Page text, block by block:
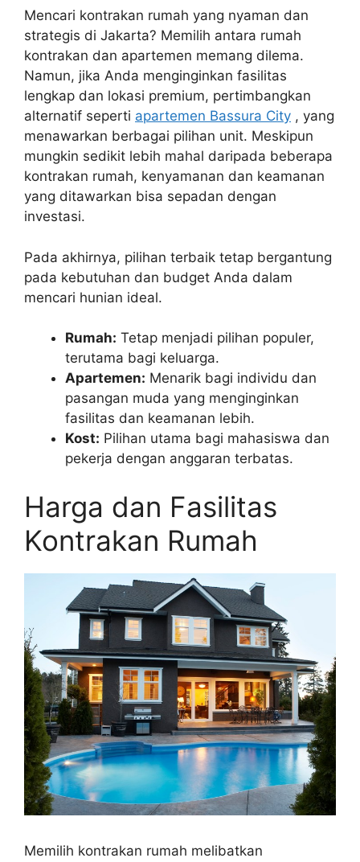
Mencari kontrakan rumah yang nyaman dan
strategis di Jakarta? Memilih antara rumah
kontrakan dan apartemen memang dilema.
Namun, jika Anda menginginkan fasilitas
lengkap dan lokasi premium, pertimbangkan
alternatif seperti apartemen Bassura City , yang
menawarkan berbagai pilihan unit. Meskipun
mungkin sedikit lebih mahal daripada beberapa
kontrakan rumah, kenyamanan dan keamanan
yang ditawarkan bisa sepadan dengan
investasi.
Pada akhirnya, pilihan terbaik tetap bergantung
pada kebutuhan dan budget Anda dalam
mencari hunian ideal.
Rumah: Tetap menjadi pilihan populer,
terutama bagi keluarga.
Apartemen: Menarik bagi individu dan
pasangan muda yang menginginkan
fasilitas dan keamanan lebih.
Kost: Pilihan utama bagi mahasiswa dan
pekerja dengan anggaran terbatas.
Harga dan Fasilitas
Kontrakan Rumah
Memilih kontrakan rumah melibatkan